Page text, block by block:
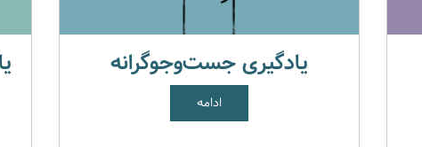
یادگیری جست‌وجوگرانه
ادامه